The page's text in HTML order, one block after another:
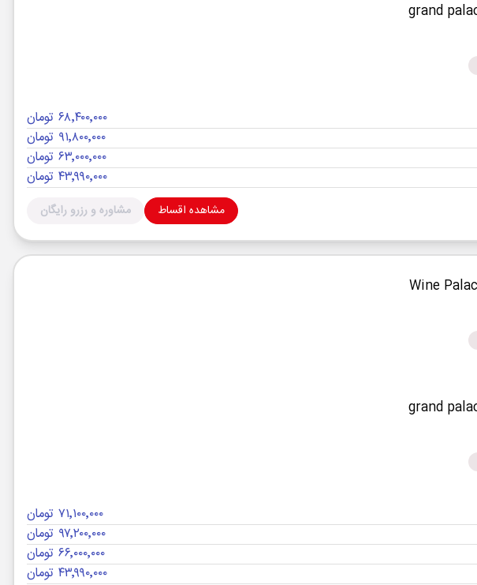
۶۸٬۴۰۰٬۰۰۰ تومان
۹۱٬۸۰۰٬۰۰۰ تومان
۶۳٬۰۰۰٬۰۰۰ تومان
۴۳٬۹۹۰٬۰۰۰ تومان
مشاهده اقساط مشاوره و رزرو رایگان
۷۱٬۱۰۰٬۰۰۰ تومان
۹۷٬۲۰۰٬۰۰۰ تومان
۶۶٬۰۰۰٬۰۰۰ تومان
۴۳٬۹۹۰٬۰۰۰ تومان